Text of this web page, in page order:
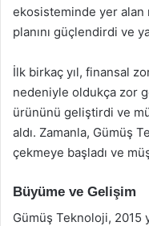
ekosisteminde yer alan
planını güçlendirdi ve
İlk birkaç yıl, finansal
nedeniyle oldukça zor
ürününü geliştirdi ve
aldı. Zamanla, Gümüş
çekmeye başladı ve
Büyüme ve Gelişim
Gümüş Teknoloji, 2015